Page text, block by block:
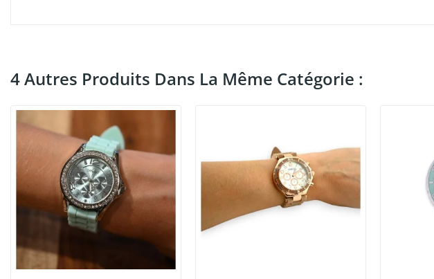
4 Autres Produits Dans La Même Catégorie :